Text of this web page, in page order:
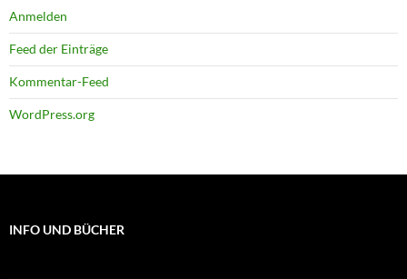
Anmelden
Feed der Einträge
Kommentar-Feed
WordPress.org
INFO UND BÜCHER